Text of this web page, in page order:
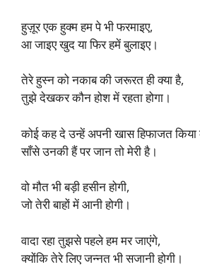
हुज़ूर एक हुक्म हम पे भी फरमाइए,
आ जाइए खुद या फिर हमें बुलाइए।
तेरे हुस्न को नकाब की जरूरत ही क्या है,
तुझे देखकर कौन होश में रहता होगा।
कोई कह दे उन्हें अपनी खास हिफाजत
साँसे उनकी हैं पर जान तो मेरी है।
वो मौत भी बड़ी हसीन होगी,
जो तेरी बाहों में आनी होगी।
वादा रहा तुझसे पहले हम मर जाएंगे,
क्योंकि तेरे लिए जन्नत भी सजानी होगी।